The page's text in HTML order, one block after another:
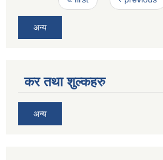
अन्य
कर तथा शुल्कहरु
अन्य